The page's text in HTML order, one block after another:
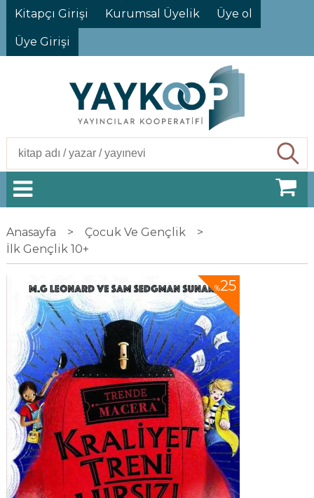
Kitapçı Girişi Kurumsal Üyelik Üye ol
Üye Girişi
Anasayfa > Çocuk Ve Gençlik
>
İlk Gençlik 10+
%25